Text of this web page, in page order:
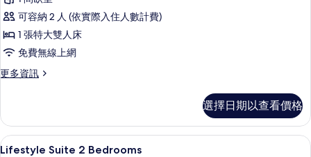
Bedroom
的
所
有
可容納 2 人 (依實際入住人數計費)
1 張特大雙人床
免費無線上網
更多資訊
更
1
Bedroom
的
選擇日期以查看價格
顯10
Lifestyle Suite 2 Bedrooms